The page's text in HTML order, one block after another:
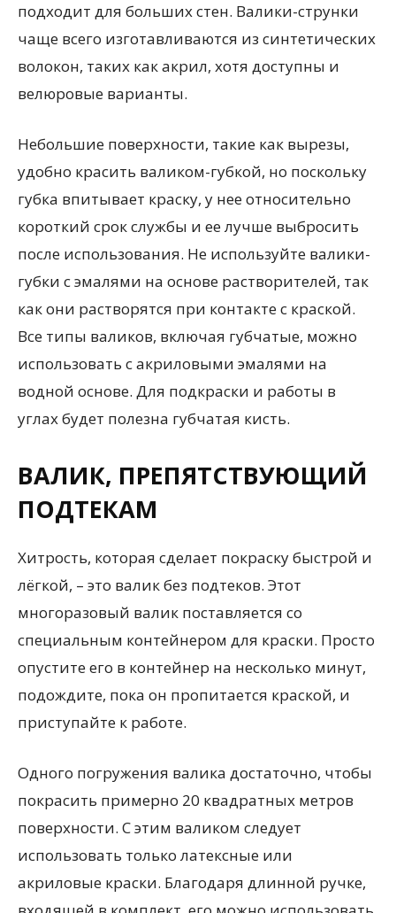
подходит для больших стен. Валики-струнки
чаще всего изготавливаются из синтетических
волокон, таких как акрил, хотя доступны и
велюровые варианты.
Небольшие поверхности, такие как вырезы,
удобно красить валиком-губкой, но поскольку
губка впитывает краску, у нее относительно
короткий срок службы и ее лучше выбросить
после использования. Не используйте валики-
губки с эмалями на основе растворителей, так
как они растворятся при контакте с краской.
Все типы валиков, включая губчатые, можно
использовать с акриловыми эмалями на
водной основе. Для подкраски и работы в
углах будет полезна губчатая кисть.
ВАЛИК, ПРЕПЯТСТВУЮЩИЙ
ПОДТЕКАМ
Хитрость, которая сделает покраску быстрой и
лёгкой, – это валик без подтеков. Этот
многоразовый валик поставляется со
специальным контейнером для краски. Просто
опустите его в контейнер на несколько минут,
подождите, пока он пропитается краской, и
приступайте к работе.
Одного погружения валика достаточно, чтобы
покрасить примерно 20 квадратных метров
поверхности. С этим валиком следует
использовать только латексные или
акриловые краски. Благодаря длинной ручке,